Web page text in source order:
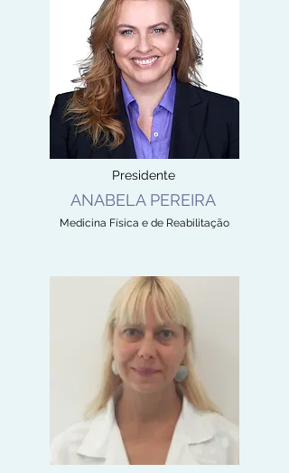
Presidente
ANABELA PEREIRA
Medicina Física e de Reabilitação